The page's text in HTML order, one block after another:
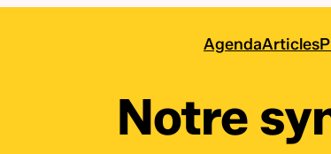
AgendaArticles
Notre